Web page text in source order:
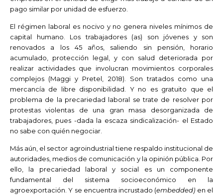
pago similar por unidad de esfuerzo.
El régimen laboral es nocivo y no genera niveles mínimos de
capital humano. Los trabajadores (as) son jóvenes y son
renovados a los 45 años, saliendo sin pensión, horario
acumulado, protección legal, y con salud deteriorada por
realizar actividades que involucran movimientos corporales
complejos (Maggi y Pretel, 2018). Son tratados como una
mercancía de libre disponibilidad. Y no es gratuito que el
problema de la precariedad laboral se trate de resolver por
protestas violentas de una gran masa desorganizada de
trabajadores, pues -dada la escaza sindicalización- el Estado
no sabe con quién negociar.
Más aún, el sector agroindustrial tiene respaldo institucional de
autoridades, medios de comunicación y la opinión pública. Por
ello, la precariedad laboral y social es un componente
fundamental del sistema socioeconómico en la
agroexportación. Y se encuentra incrustado (embedded) en el